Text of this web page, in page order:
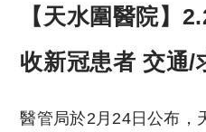
【天水圍醫院】
收新冠患者 交通/
醫管局於2月24日公布，